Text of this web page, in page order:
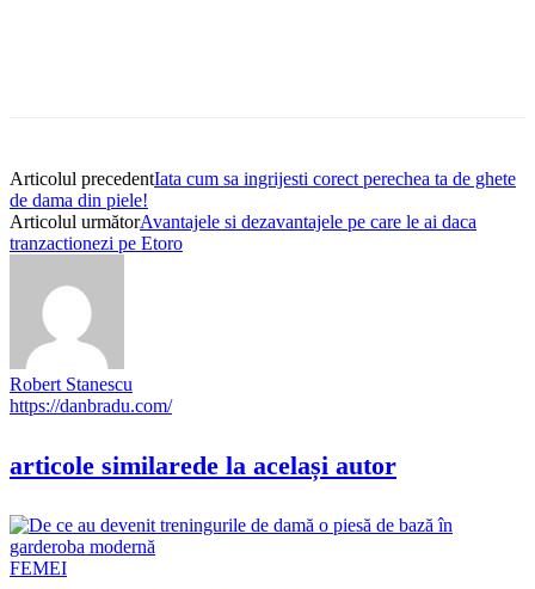
Articolul precedentIata cum sa ingrijesti corect perechea ta de ghete
de dama din piele!
Articolul următorAvantajele si dezavantajele pe care le ai daca
tranzactionezi pe Etoro
Robert Stanescu
https://danbradu.com/
articole similarede la același autor
FEMEI